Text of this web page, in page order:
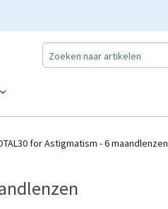
for Astigmatism - 6 maandlenzen